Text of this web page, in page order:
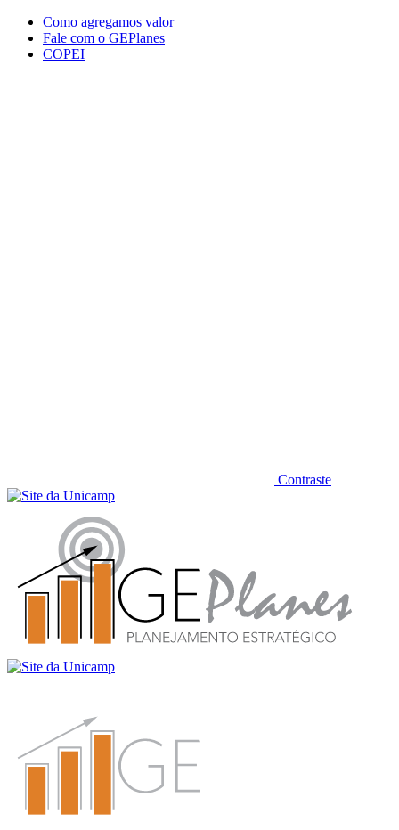
Conteúdo principal Menu principal
Como agregamos valor
Fale com o GEPlanes
COPEI
Contraste